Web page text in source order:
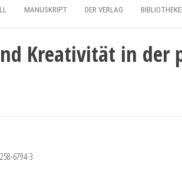
MANUSKRIPT DER VERLAG
Kreativität in der
6794-3